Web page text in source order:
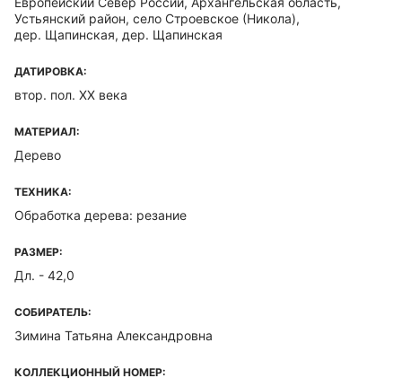
Устьянский район, село Строевское (Никола),
дер. Щапинская, дер. Щапинская
ДАТИРОВКА:
втор. пол. XX века
МАТЕРИАЛ:
Дерево
ТЕХНИКА:
Обработка дерева: резание
РАЗМЕР:
Дл. - 42,0
СОБИРАТЕЛЬ:
Зимина Татьяна Александровна
КОЛЛЕКЦИОННЫЙ НОМЕР: